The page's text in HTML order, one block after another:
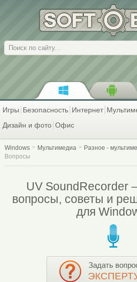
Поиск
Игры Безопасность Интернет
Дизайн и фото Офис
Windows Мультимедиа Разное -
Вопросы
UV SoundRecorder
вопросы, советы и
для
Задать